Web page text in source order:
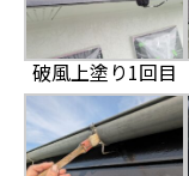
破風上塗り1回目